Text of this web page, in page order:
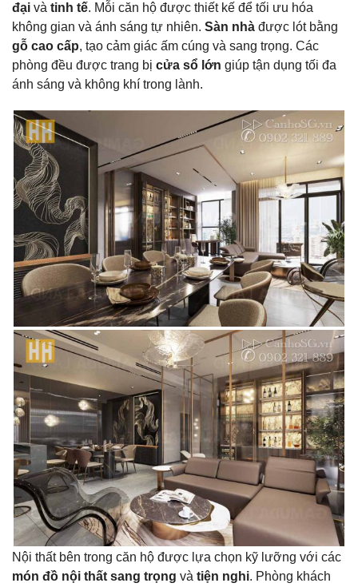
đại và tinh tế. Mỗi căn hộ được thiết kế để tối ưu hóa
không gian và ánh sáng tự nhiên. Sàn nhà được lót bằng
gỗ cao cấp, tạo cảm giác ấm cúng và sang trọng. Các
phòng đều được trang bị cửa sổ lớn giúp tận dụng tối đa
ánh sáng và không khí trong lành.
Nội thất bên trong căn hộ được lựa chọn kỹ lưỡng với các
món đồ nội thất sang trọng và tiện nghi. Phòng khách